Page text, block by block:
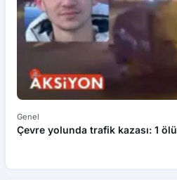
Genel
Çevre yolunda trafik kazası: 1 ölü